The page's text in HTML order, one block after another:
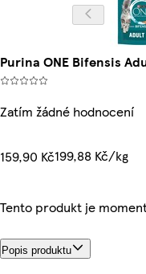
Purina ONE Bifensis
Zatím žádné hodnocení
159,90 Kč199,88 Kč/kg
Tento produkt je
Popis produktu